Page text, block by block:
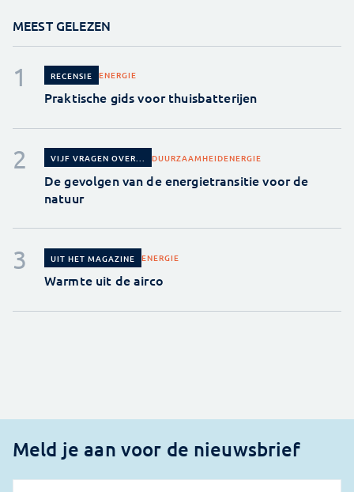
MEEST GELEZEN
RECENSIE ENERGIE
Praktische gids voor thuisbatterijen
VIJF VRAGEN OVER... DUURZAAMHEIDENERGIE
De gevolgen van de energietransitie voor de
natuur
UIT HET MAGAZINE ENERGIE
Warmte uit de airco
Meld je aan voor de nieuwsbrief